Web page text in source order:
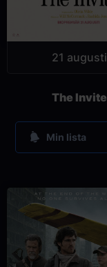
21 augusti
The Invite
Min lista